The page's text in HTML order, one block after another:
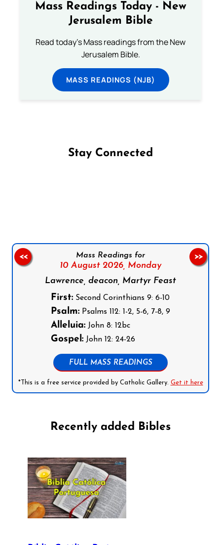
Mass Readings Today - New
Jerusalem Bible
Read today's Mass readings from the New
Jerusalem Bible.
MASS READINGS (NJB)
Stay Connected
Mass Readings for
10 August 2026, Monday
Lawrence, deacon, Martyr Feast
First: Second Corinthians 9: 6-10
Psalm: Psalms 112: 1-2, 5-6, 7-8, 9
Alleluia: John 8: 12bc
Gospel: John 12: 24-26
FULL MASS READINGS
*This is a free service provided by Catholic Gallery. Get it here
<< >>
Recently added Bibles